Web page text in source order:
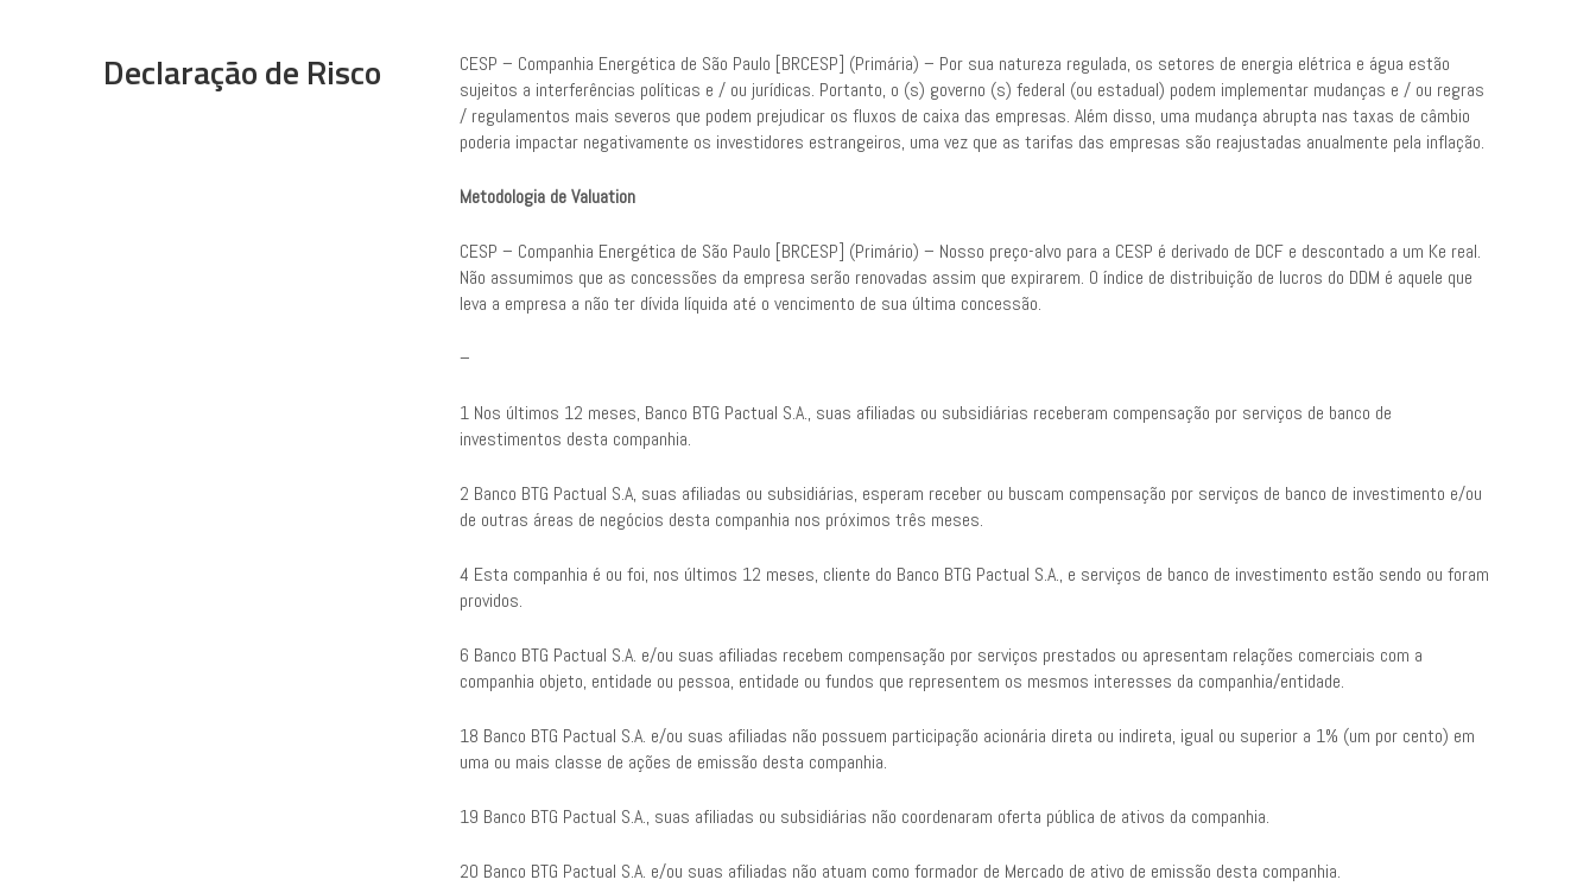
Declaração de Risco
CESP – Companhia Energética de São Paulo [BRCESP] (Primária) – Por sua natureza regulada, os setores de energia elétrica e água estão
sujeitos a interferências políticas e / ou jurídicas. Portanto, o (s) governo (s) federal (ou estadual) podem implementar mudanças e / ou regras
/ regulamentos mais severos que podem prejudicar os fluxos de caixa das empresas. Além disso, uma mudança abrupta nas taxas de câmbio
poderia impactar negativamente os investidores estrangeiros, uma vez que as tarifas das empresas são reajustadas anualmente pela inflação.
Metodologia de Valuation
CESP – Companhia Energética de São Paulo [BRCESP] (Primário) – Nosso preço-alvo para a CESP é derivado de DCF e descontado a um Ke real.
Não assumimos que as concessões da empresa serão renovadas assim que expirarem. O índice de distribuição de lucros do DDM é aquele que
leva a empresa a não ter dívida líquida até o vencimento de sua última concessão.
–
1 Nos últimos 12 meses, Banco BTG Pactual S.A., suas afiliadas ou subsidiárias receberam compensação por serviços de banco de
investimentos desta companhia.
2 Banco BTG Pactual S.A, suas afiliadas ou subsidiárias, esperam receber ou buscam compensação por serviços de banco de investimento e/ou
de outras áreas de negócios desta companhia nos próximos três meses.
4 Esta companhia é ou foi, nos últimos 12 meses, cliente do Banco BTG Pactual S.A., e serviços de banco de investimento estão sendo ou foram
providos.
6 Banco BTG Pactual S.A. e/ou suas afiliadas recebem compensação por serviços prestados ou apresentam relações comerciais com a
companhia objeto, entidade ou pessoa, entidade ou fundos que representem os mesmos interesses da companhia/entidade.
18 Banco BTG Pactual S.A. e/ou suas afiliadas não possuem participação acionária direta ou indireta, igual ou superior a 1% (um por cento) em
uma ou mais classe de ações de emissão desta companhia.
19 Banco BTG Pactual S.A., suas afiliadas ou subsidiárias não coordenaram oferta pública de ativos da companhia.
20 Banco BTG Pactual S.A. e/ou suas afiliadas não atuam como formador de Mercado de ativo de emissão desta companhia.